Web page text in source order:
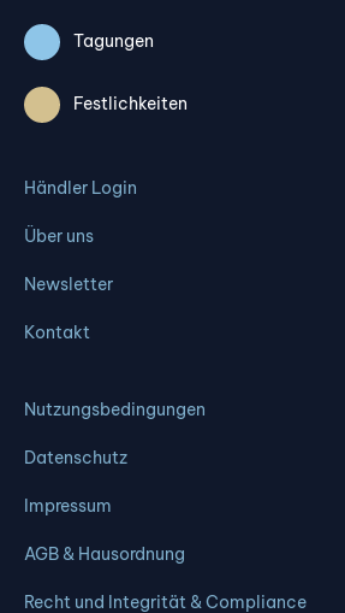
Tagungen
Festlichkeiten
Händler Login
Über uns
Newsletter
Kontakt
Nutzungsbedingungen
Datenschutz
Impressum
AGB & Hausordnung
Recht und Integrität & Compliance